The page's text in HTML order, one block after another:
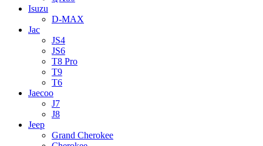
Isuzu
D-MAX
Jac
JS4
JS6
T8 Pro
T9
T6
Jaecoo
J7
J8
Jeep
Grand Cherokee